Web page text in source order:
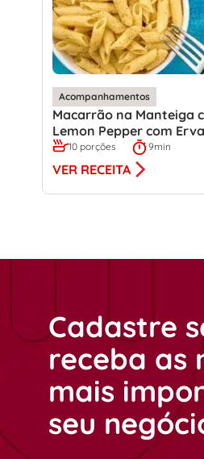
Acompanhamentos
Macarrão na Manteiga
Lemon Pepper com
10 porções 9min
VER RECEITA
Cadastre
receba as
mais
seu